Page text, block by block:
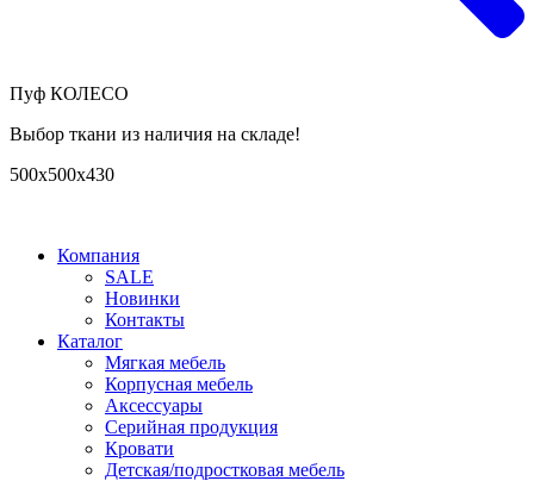
Пуф КОЛЕСО
Выбор ткани из наличия на складе!
500х500х430
Компания
SALE
Новинки
Контакты
Каталог
Мягкая мебель
Корпусная мебель
Аксессуары
Серийная продукция
Кровати
Детская/подростковая мебель